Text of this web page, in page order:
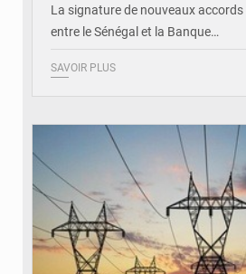
La signature de nouveaux
entre le Sénégal et la Banque…
SAVOIR PLUS